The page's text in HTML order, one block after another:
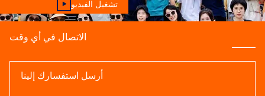
تشغيل الفيديو
الاتصال في أي وقت